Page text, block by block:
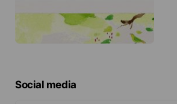
Social media